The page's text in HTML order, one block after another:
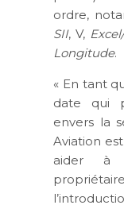
ordre,
SII, V,
Longitude.
« En tant
date qui
envers la
Aviation
aider à